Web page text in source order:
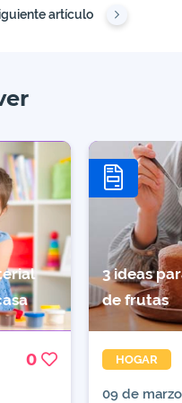
artículo
0
3 ideas
de frutas
HOGAR
09 de